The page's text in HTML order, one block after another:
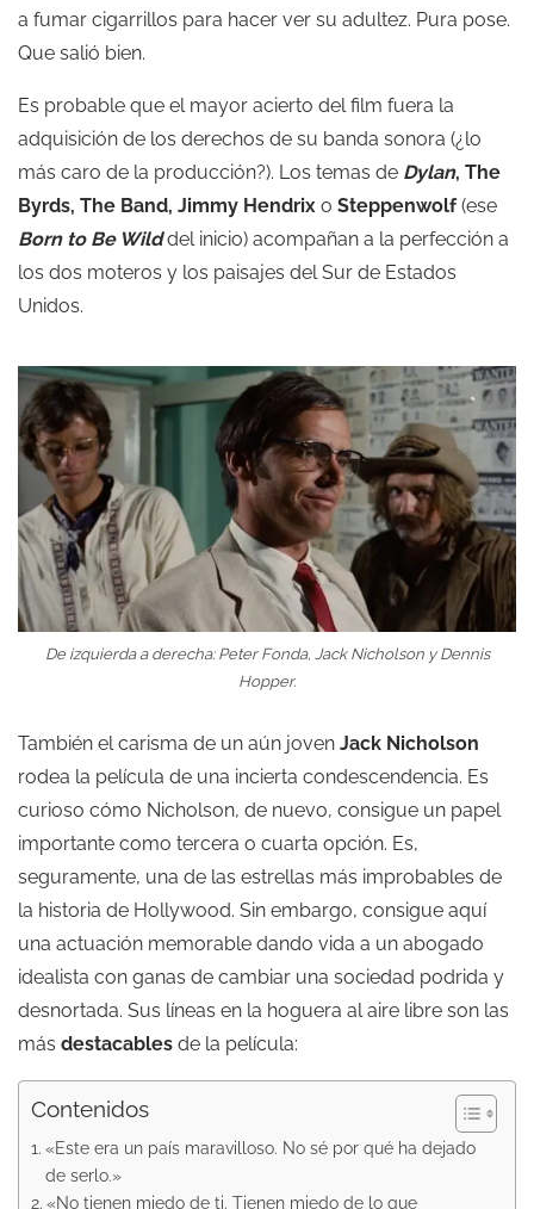
a fumar cigarrillos para hacer ver su adultez. Pura pose.
Que salió bien.
Es probable que el mayor acierto del film fuera la
adquisición de los derechos de su banda sonora (¿lo
más caro de la producción?). Los temas de Dylan, The
Byrds, The Band, Jimmy Hendrix o Steppenwolf(ese
Born to Be Wilddel inicio) acompañan a la perfección a
los dos moteros y los paisajes del Sur de Estados
Unidos.
De izquierda a derecha: Peter Fonda, Jack Nicholson y Dennis
Hopper.
También el carisma de un aún joven Jack Nicholson
rodea la película de una incierta condescendencia. Es
curioso cómo Nicholson, de nuevo, consigue un papel
importante como tercera o cuarta opción. Es,
seguramente, una de las estrellas más improbables de
la historia de Hollywood. Sin embargo, consigue aquí
una actuación memorable dando vida a un abogado
idealista con ganas de cambiar una sociedad podrida y
desnortada. Sus líneas en la hoguera al aire libre son las
más destacables de la película:
Contenidos
«Este era un país maravilloso. No sé por qué ha dejado
de serlo.»
«No tienen miedo de ti. Tienen miedo de lo que